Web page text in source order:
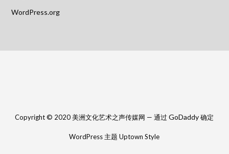
WordPress.org
Copyright © 2020 美洲文化艺术之声传媒网 — 通过GoDaddy确定
WordPress 主题 Uptown Style